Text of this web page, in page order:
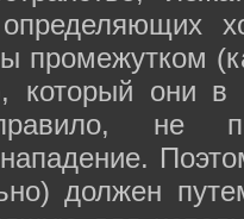
определяющих
промежутком
который они в
не
нападение.
должен